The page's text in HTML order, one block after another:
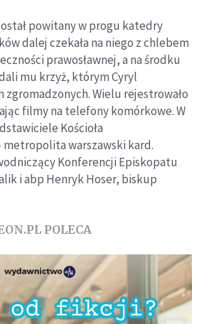
powitany w progu katedry
dalej czekała na niego z chlebem
prawosławnej, a na środku
mu krzyż, którym Cyryl
zgromadzonych. Wielu rejestrowało
filmy na telefony komórkowe. W
Kościoła
warszawski kard.
Konferencji Episkopatu
i abp Henryk Hoser, biskup
POLECA